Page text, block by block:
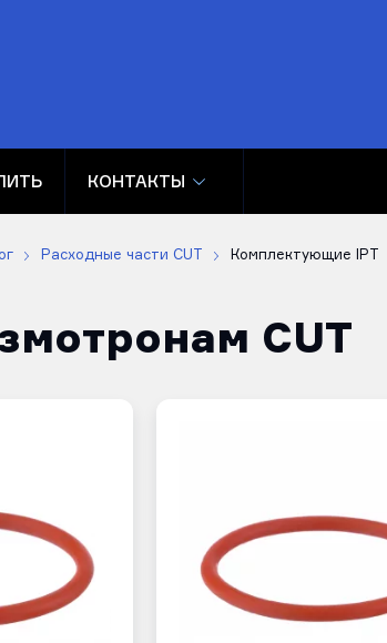
КОНТАКТЫ
Расходные части CUT Комплектующие IPT
CUT